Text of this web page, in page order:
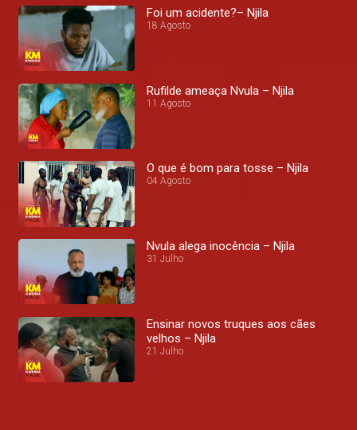
Foi um acidente?– Njila
18 Agosto
Rufilde ameaça Nvula – Njila
11 Agosto
O que é bom para tosse – Njila
04 Agosto
Nvula alega inocência – Njila
31 Julho
Ensinar novos truques aos cães
velhos – Njila
21 Julho